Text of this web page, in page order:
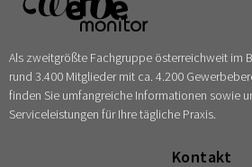
Als zweitgrößte Fachgruppe österreichweit im
rund 3.400 Mitglieder mit ca. 4.200
finden Sie umfangreiche Informationen sowie
Serviceleistungen für Ihre tägliche Praxis.
Kontakt